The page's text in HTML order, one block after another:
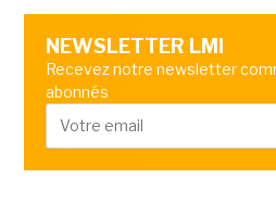
NEWSLETTER LMI
Recevez notre newsletter
abonnés